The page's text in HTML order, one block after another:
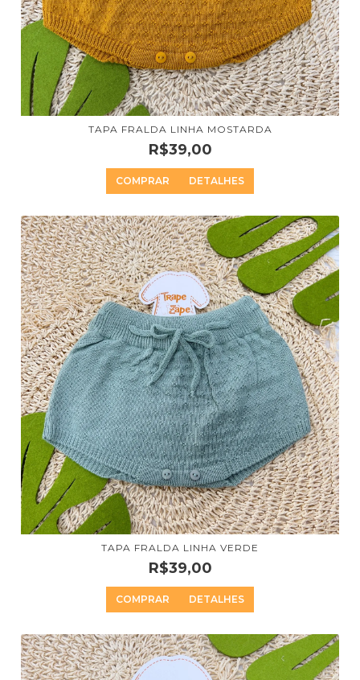
TAPA FRALDA LINHA MOSTARDA
R$39,00
COMPRAR DETALHES
TAPA FRALDA LINHA VERDE
R$39,00
COMPRAR DETALHES